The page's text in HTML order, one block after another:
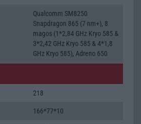
Qualcomm SM8250
Snapdragon 865 (7 nm+), 8
magos (1*2,84 GHz Kryo 585 &
3*2,42 GHz Kryo 585 & 4*1,8
GHz Kryo 585), Adreno 650
218
166*77*10